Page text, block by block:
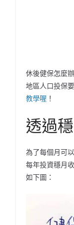
休後健保怎麼
地區人口投保
教學喔 ！
透過
為了每個月可
每年投資穩月
如下圖：